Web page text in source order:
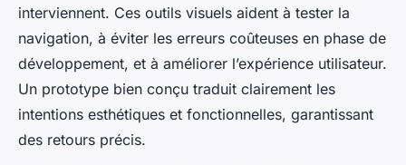
interviennent. Ces outils visuels aident à tester la
navigation, à éviter les erreurs coûteuses en phase de
développement, et à améliorer l’expérience utilisateur.
Un prototype bien conçu traduit clairement les
intentions esthétiques et fonctionnelles, garantissant
des retours précis.